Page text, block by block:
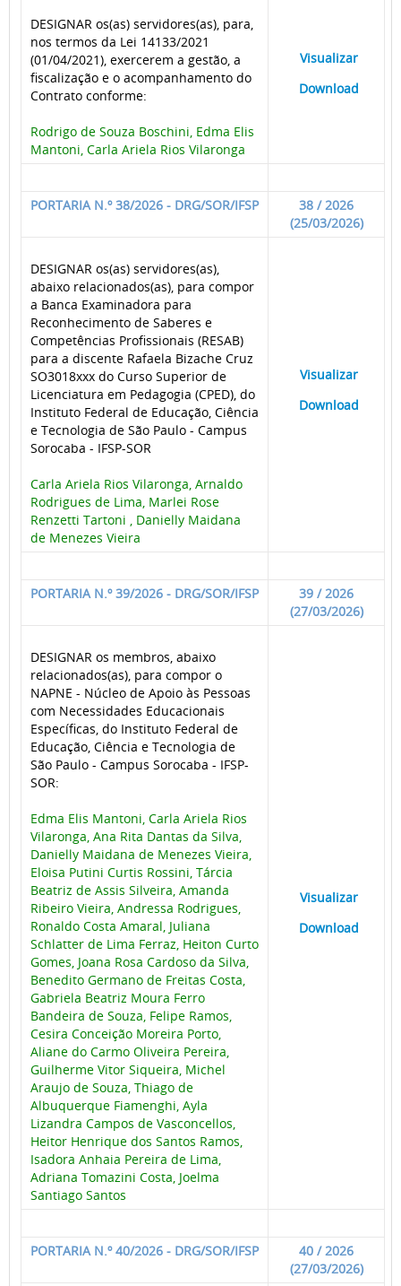
DESIGNAR os(as) servidores(as), para,
nos termos da Lei 14133/2021
(01/04/2021), exercerem a gestão, a
fiscalização e o acompanhamento do
Contrato conforme:
Rodrigo de Souza Boschini, Edma Elis
Mantoni, Carla Ariela Rios Vilaronga
Visualizar
Download
PORTARIA N.º 38/2026 - DRG/SOR/IFSP
38 / 2026
(25/03/2026)
DESIGNAR os(as) servidores(as),
abaixo relacionados(as), para compor
a Banca Examinadora para
Reconhecimento de Saberes e
Competências Profissionais (RESAB)
para a discente Rafaela Bizache Cruz
SO3018xxx do Curso Superior de
Licenciatura em Pedagogia (CPED), do
Instituto Federal de Educação, Ciência
e Tecnologia de São Paulo - Campus
Sorocaba - IFSP-SOR
Carla Ariela Rios Vilaronga, Arnaldo
Rodrigues de Lima, Marlei Rose
Renzetti Tartoni , Danielly Maidana
de Menezes Vieira
Visualizar
Download
PORTARIA N.º 39/2026 - DRG/SOR/IFSP
39 / 2026
(27/03/2026)
DESIGNAR os membros, abaixo
relacionados(as), para compor o
NAPNE - Núcleo de Apoio às Pessoas
com Necessidades Educacionais
Específicas, do Instituto Federal de
Educação, Ciência e Tecnologia de
São Paulo - Campus Sorocaba - IFSP-
SOR:
Edma Elis Mantoni, Carla Ariela Rios
Vilaronga, Ana Rita Dantas da Silva,
Danielly Maidana de Menezes Vieira,
Eloisa Putini Curtis Rossini, Tárcia
Beatriz de Assis Silveira, Amanda
Ribeiro Vieira, Andressa Rodrigues,
Ronaldo Costa Amaral, Juliana
Schlatter de Lima Ferraz, Heiton Curto
Gomes, Joana Rosa Cardoso da Silva,
Benedito Germano de Freitas Costa,
Gabriela Beatriz Moura Ferro
Bandeira de Souza, Felipe Ramos,
Cesira Conceição Moreira Porto,
Aliane do Carmo Oliveira Pereira,
Guilherme Vitor Siqueira, Michel
Araujo de Souza, Thiago de
Albuquerque Fiamenghi, Ayla
Lizandra Campos de Vasconcellos,
Heitor Henrique dos Santos Ramos,
Isadora Anhaia Pereira de Lima,
Adriana Tomazini Costa, Joelma
Santiago Santos
Visualizar
Download
PORTARIA N.º 40/2026 - DRG/SOR/IFSP
40 / 2026
(27/03/2026)